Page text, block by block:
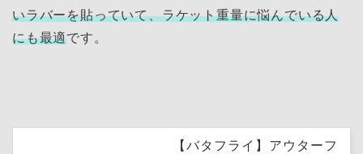
いラバーを貼っていて、ラケット重量に悩んでいる人
にも最適です。
【バタフライ】アウターフ